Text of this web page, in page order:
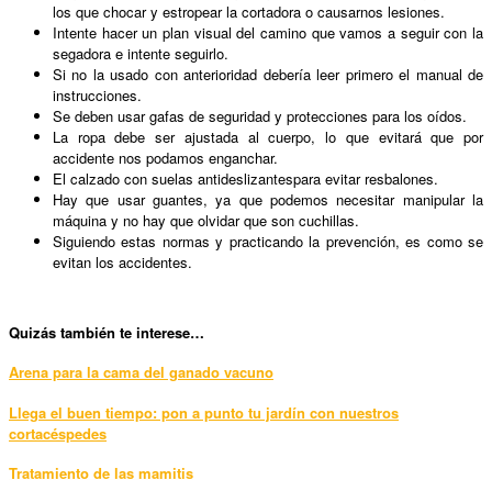
los que chocar y estropear la cortadora o causarnos lesiones.
Intente hacer un plan visual del camino que vamos a seguir con la
segadora e intente seguirlo.
Si no la usado con anterioridad debería leer primero el manual de
instrucciones.
Se deben usar gafas de seguridad y protecciones para los oídos.
La ropa debe ser ajustada al cuerpo, lo que evitará que por
accidente nos podamos enganchar.
El calzado con suelas antideslizantespara evitar resbalones.
Hay que usar guantes, ya que podemos necesitar manipular la
máquina y no hay que olvidar que son cuchillas.
Siguiendo estas normas y practicando la prevención, es como se
evitan los accidentes.
Quizás también te interese…
Arena para la cama del ganado vacuno
Llega el buen tiempo: pon a punto tu jardín con nuestros
cortacéspedes
Tratamiento de las mamitis